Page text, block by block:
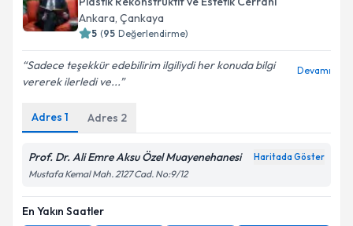
Ankara, Çankaya
5 (95 Değerlendirme)
Sadece teşekkür edebilirim ilgiliydi her konuda bilgi
vererek ilerledi ve...
Devamı
Adres 1 Adres 2
Prof. Dr. Ali Emre Aksu Özel Muayenehanesi Haritada Göster
Mustafa Kemal Mah. 2127 Cad. No:9/12
En Yakın Saatler